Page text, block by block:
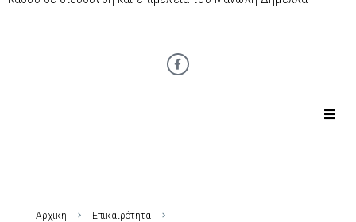
Αρχική
Επικαιρότητα